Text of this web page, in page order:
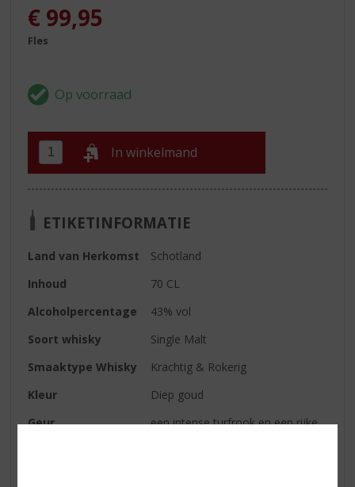
€ 99,95
Fles
In winkelmand
ETIKETINFORMATIE
Land van Herkomst
Schotland
Inhoud
70 CL
Alcoholpercentage
43% vol
Soort whisky
Single Malt
Smaaktype Whisky
Krachtig & Rokerig
Kleur
Diep goud
Geur
een intense turfrook en een rijke